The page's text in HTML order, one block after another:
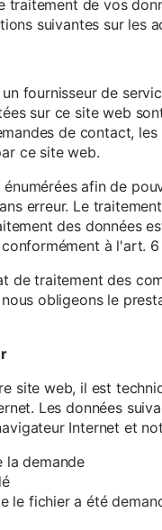
traitement de vos
suivantes sur les
fournisseur de
sur ce site web
de contact,
ce site web.
afin de
erreur. Le
des données
à l'art. 6
de traitement des
obligeons le
site web, il est
Les données
Internet et
la demande
le fichier a été